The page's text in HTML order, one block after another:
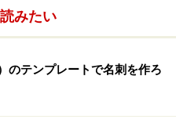
いようにする
最新の内容をご確認くださ
ンによっては画面表示、操作方
みたい
のテンプレートで名刺を作ろ